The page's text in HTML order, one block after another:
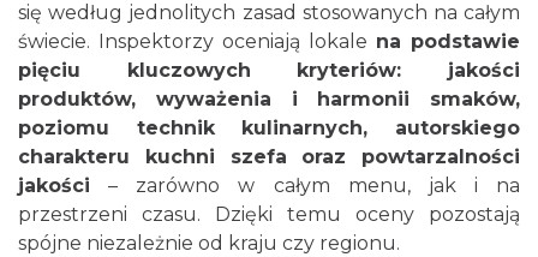
się według jednolitych zasad stosowanych na całym
świecie. Inspektorzy oceniają lokale na podstawie
pięciu kluczowych kryteriów: jakości
produktów, wyważenia i harmonii smaków,
poziomu technik kulinarnych, autorskiego
charakteru kuchni szefa oraz powtarzalności
jakości – zarówno w całym menu, jak i na
przestrzeni czasu. Dzięki temu oceny pozostają
spójne niezależnie od kraju czy regionu.